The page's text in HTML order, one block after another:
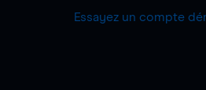
Essayez un compte